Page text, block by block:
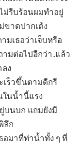
ม่รีบร้อนผมทำอยู่
ขาดปากเด้ง
มเธอว่าเจ็บหรือ
มต่อไปอีกว่า..แล้ว
ง
เร็วขึ้นตามดีกรี
ในน้ำนี้แรง
บนบก แถมยังมี
ลึก
อมาที่ท่าน้ำทั้ง ๆ ที่